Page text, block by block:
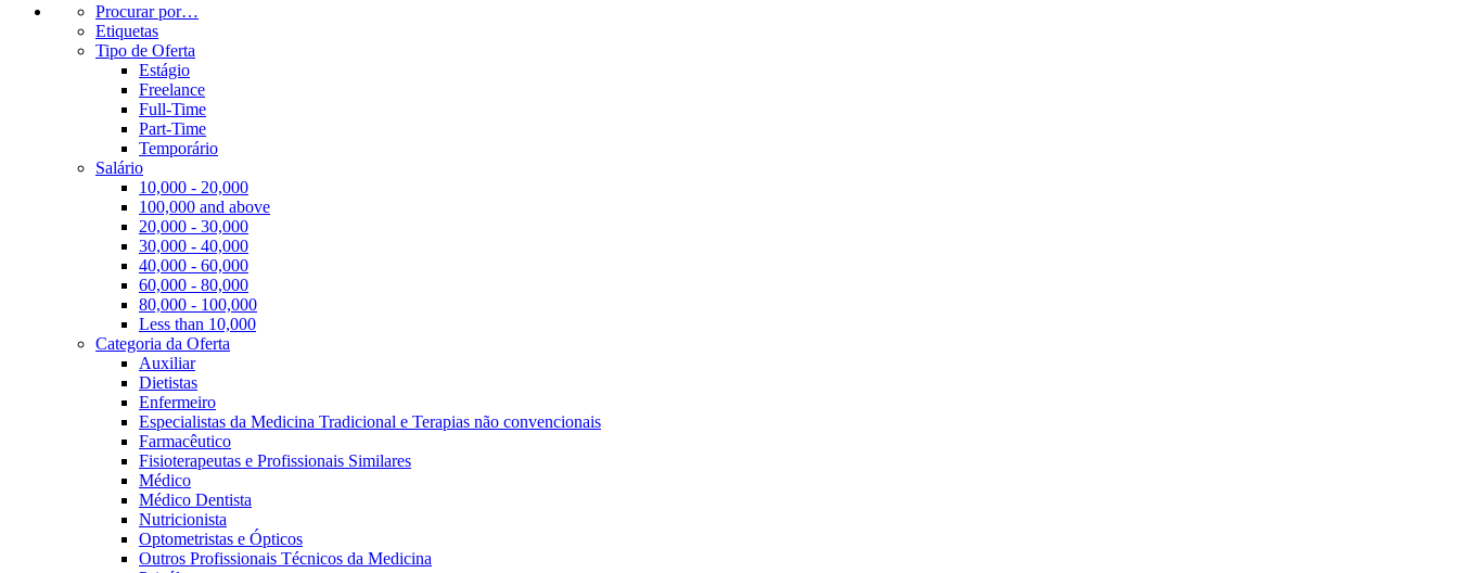
Procurar por…
Etiquetas
Tipo de Oferta
Estágio
Freelance
Full-Time
Part-Time
Temporário
Salário
10,000 - 20,000
100,000 and above
20,000 - 30,000
30,000 - 40,000
40,000 - 60,000
60,000 - 80,000
80,000 - 100,000
Less than 10,000
Categoria da Oferta
Auxiliar
Dietistas
Enfermeiro
Especialistas da Medicina Tradicional e Terapias não convencionais
Farmacêutico
Fisioterapeutas e Profissionais Similares
Médico
Médico Dentista
Nutricionista
Optometristas e Ópticos
Outros Profissionais Técnicos da Medicina